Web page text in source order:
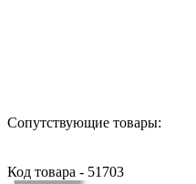
Сопутствующие товары:
Код товара - 51703